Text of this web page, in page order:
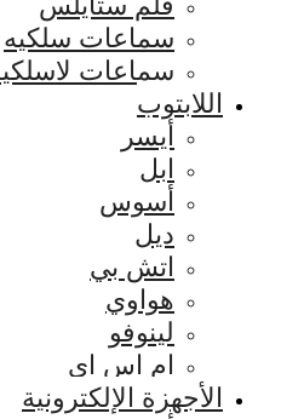
سماعات سلكيه
سماعات
اللابتوب
أيسر
ابل
أسوس
ديل
اتش بي
هواوي
لينوفو
ام اس اي
الأجهزة الإلكترونية